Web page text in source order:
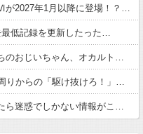
スマスロモンキーターンⅥが2027年1月以降に登場！？ゼーガペインは抱き合わせなの…？
最低記録を更新したった…
【超悲報】ジャグラー打ちのおじいちゃん、オカルト行為をガッツリ晒されてしまう…
デカヘソ喰種でLT入ると周りからの「駆け抜けろ！」思念が凄まじいんだが
【動画あり】常連からしたら迷惑でしかない情報がこちらｗｗｗｗｗ